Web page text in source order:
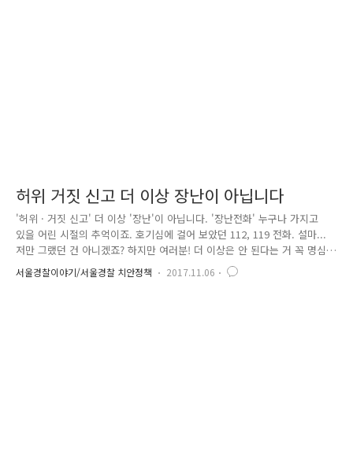
허위 거짓 신고 더 이상 장난이 아닙니다
'허위 · 거짓 신고' 더 이상 '장난'이 아닙니다. '장난전화' 누구나 가지고
있을 어린 시절의 추억이죠. 호기심에 걸어 보았던 112, 119 전화. 설마...
저만 그랬던 건 아니겠죠? 하지만 여러분! 더 이상은 안 된다는 거 꼭 명심
해주세요. 경찰관서에 접수되는 112 신고 전화는 하루에만 수 백, 수 천여
건! * 서울지역 지역경찰 1인당 담당인구 수 : 약 1,008명 * 최근 5년간 하
서울경찰이야기/서울경찰 치안정책 2017.11.06